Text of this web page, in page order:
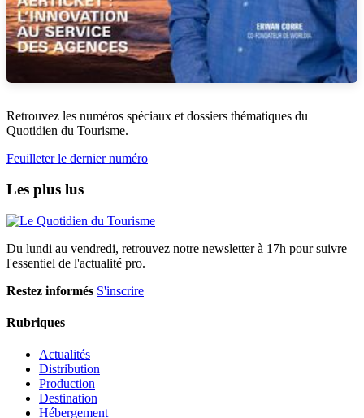
Retrouvez les numéros spéciaux et dossiers thématiques du
Quotidien du Tourisme.
Feuilleter le dernier numéro
Les plus lus
Du lundi au vendredi, retrouvez notre newsletter à 17h pour suivre
l'essentiel de l'actualité pro.
Restez informés S'inscrire
Rubriques
Actualités
Distribution
Production
Destination
Hébergement